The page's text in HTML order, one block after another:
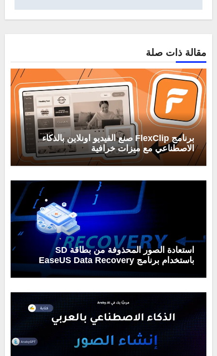
مقالة ذات صلة
برنامج FlexClip صنع الفيديو اونلاين بالذكاء
الاصطناعي مع ميزات خرافية
استعادة الصور المحذوفة من بطاقة SD
باستخدام برنامج EaseUS Data Recovery